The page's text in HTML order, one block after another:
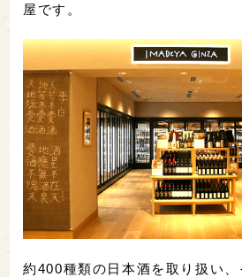
屋です。
約400種類の日本酒を取り扱い